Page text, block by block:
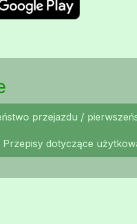
przejazdu /
Przepisy dotyczące